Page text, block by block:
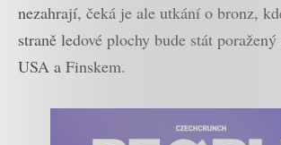
nezahrají, čeká je ale utkání o bronz,
straně ledové plochy bude stát
USA a Finskem.